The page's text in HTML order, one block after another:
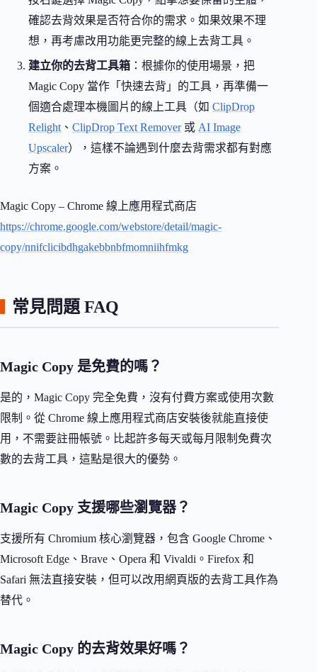
確認去背效果是否符合你的需求。如果效果不理
想，再考慮改用功能更完整的線上去背工具。
建立你的去背工具箱 ：根據你的使用場景，把
Magic Copy 當作「快速去背」的工具，再準備一
個適合處理本機圖片的線上工具（如 ClipDrop
Relight 、 ClipDrop Text Remover或 AI Image
Upscaler），這樣不論遇到什麼去背需求都有對應
方案。
Magic Copy – Chrome 線上應用程式商店
https://chrome.google.com/webstore/detail/magic-
copy/nnifclicibdhgakebbnbfmomniihfmkg
常見問題 FAQ
Magic Copy 是免費的嗎？
是的，Magic Copy 完全免費，沒有付費方案或使用次數
限制。從 Chrome 線上應用程式商店安裝後就能直接使
用，不需要註冊帳號。比起許多每天或每月限制免費次
數的去背工具，這點是很大的優勢。
Magic Copy 支援哪些瀏覽器？
支援所有 Chromium 核心瀏覽器，包含 Google Chrome、
Microsoft Edge、Brave、Opera 和 Vivaldi。Firefox 和
Safari 無法直接安裝，但可以改用網頁版的去背工具作為
替代。
Magic Copy 的去背效果好嗎？